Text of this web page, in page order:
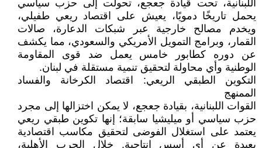
اللبنانية، تحت قيادة جعجع، تحولت إلى حزب سياسي
يحمل تاريخًا دمويًا، يعيش على اقتصاد ريعي طفيلي،
ويخدم مصالح خارجية عبر شبكات الدعارة، صالات
القمار، وبرامج التمويل الأمريكي والسعودي، مما يكشف
عن دوره كطابور خامس يعمل ضد قوى المقاومة
الوطنية وأي محاولة لتحقيق تنمية مستقلة في لبنان.
التكوين الطبقي الريعي: اقتصاد الكرخانة والفساد
الممنهج
القوات اللبنانية، بقيادة جعجع، لا يمكن اختزالها إلى مجرد
حزب سياسي أو ميليشيا سابقة؛ إنها تكوين طبقي ريعي
يعتمد على استغلال الفوضى لتحقيق مكاسب اقتصادية
بعيدة عن أي أسس إنتاجية. خلال الحرب الأهلية،